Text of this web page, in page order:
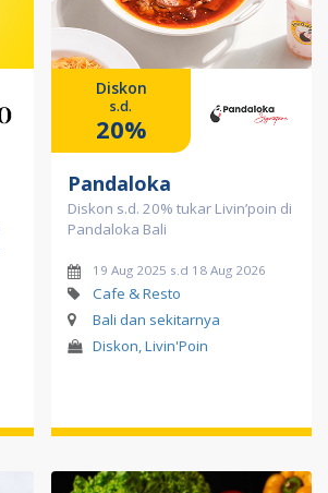
Diskon
s.d.
20%
Pandaloka
Diskon s.d. 20% tukar Livin’poin di
Pandaloka Bali
19 Aug 2025 s.d 18 Aug 2026
Cafe & Resto
Bali dan sekitarnya
Diskon, Livin'Poin